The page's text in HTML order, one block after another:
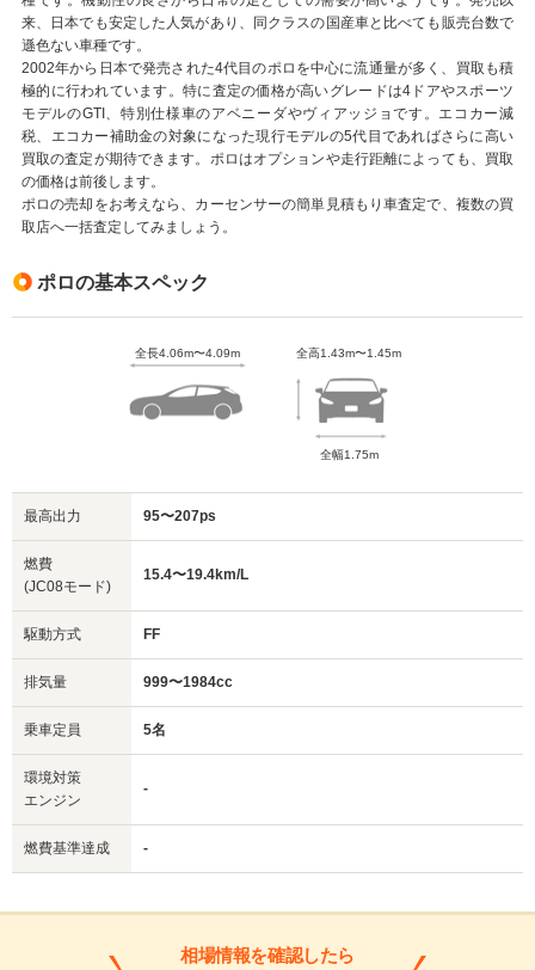
来、日本でも安定した人気があり、同クラスの国産車と比べても販売台数で
遜色ない車種です。
2002年から日本で発売された4代目のポロを中心に流通量が多く、買取も積
極的に行われています。特に査定の価格が高いグレードは4ドアやスポーツ
モデルのGTI、特別仕様車のアベニーダやヴィアッジョです。エコカー減
税、エコカー補助金の対象になった現行モデルの5代目であればさらに高い
買取の査定が期待できます。ポロはオプションや走行距離によっても、買取
の価格は前後します。
ポロの売却をお考えなら、カーセンサーの簡単見積もり車査定で、複数の買
取店へ一括査定してみましょう。
ポロの基本スペック
全長4.06m〜4.09m 全高1.43m〜1.45m
全幅1.75m
最高出力 95〜207ps
燃費
(JC08モード)
15.4〜19.4km/L
駆動方式 FF
排気量 999〜1984cc
乗車定員 5名
環境対策
エンジン
-
燃費基準達成 -
相場情報を確認したら